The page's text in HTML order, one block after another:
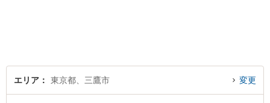
エリア 東京都、三鷹市 変更